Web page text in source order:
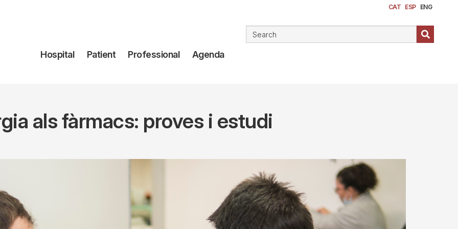
CAT ESP ENG
Navegación
Hospital Patient Professional Agenda
als fàrmacs: proves i estudi